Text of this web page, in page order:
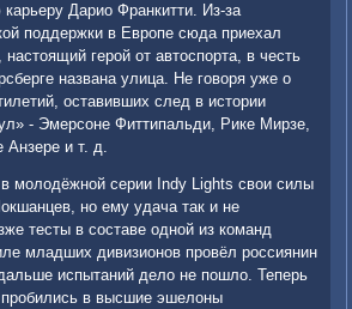
Дарио Франкитти. Из-за
поддержки в Европе сюда приехал
герой от автоспорта, в честь
названа улица. Не говоря уже о
оставивших след в истории
- Эмерсоне Фиттипальди, Рике Мирзе,
и т. д.
в молодёжной серии Indy Lights свои силы
но ему удача так и не
тесты в составе одной из команд
младших дивизионов провёл россиянин
испытаний дело не пошло. Теперь
пробились в высшие эшелоны